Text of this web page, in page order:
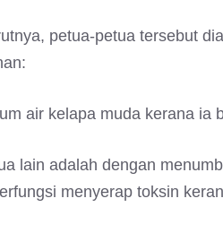
petua-petua tersebut
air kelapa muda kerana ia
lain adalah dengan
menyerap toksin